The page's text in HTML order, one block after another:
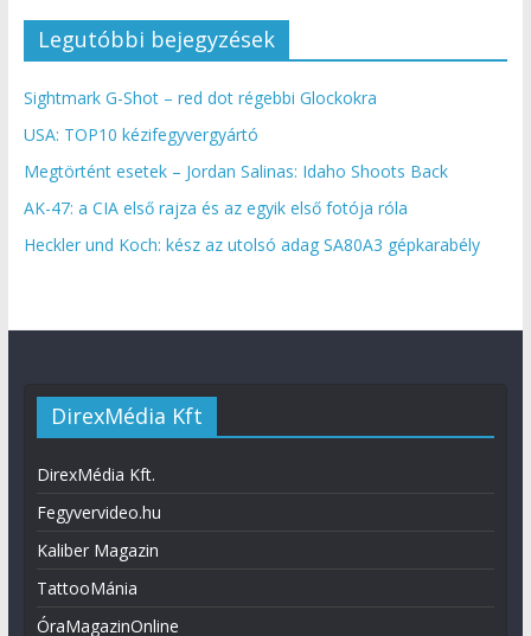
Legutóbbi bejegyzések
Sightmark G-Shot – red dot régebbi Glockokra
USA: TOP10 kézifegyvergyártó
Megtörtént esetek – Jordan Salinas: Idaho Shoots Back
AK-47: a CIA első rajza és az egyik első fotója róla
Heckler und Koch: kész az utolsó adag SA80A3 gépkarabély
DirexMédia Kft
DirexMédia Kft.
Fegyvervideo.hu
Kaliber Magazin
TattooMánia
ÓraMagazinOnline